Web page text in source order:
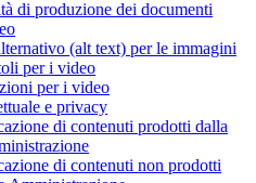
di produzione dei documenti
(alt text) per le immagini
per i video
per i video
e privacy
di contenuti prodotti dalla
di contenuti non prodotti